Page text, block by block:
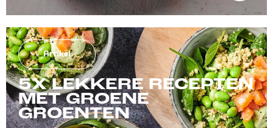
Artikel
5X LEKKERE RECEPTEN
MET GROENE
GROENTEN